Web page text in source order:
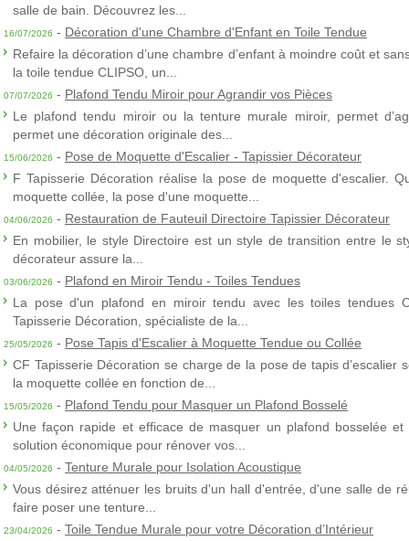
salle de bain. Découvrez les...
16/07/2026 - Décoration d'une Chambre d'Enfant en Toile Tendue
Refaire la décoration d’une chambre d’enfant à moindre coût et
la toile tendue CLIPSO, un...
07/07/2026 - Plafond Tendu Miroir pour Agrandir vos Pièces
Le plafond tendu miroir ou la tenture murale miroir, permet
permet une décoration originale des...
15/06/2026 - Pose de Moquette d'Escalier - Tapissier Décorateur
F Tapisserie Décoration réalise la pose de moquette d'escalier.
moquette collée, la pose d'une moquette...
04/06/2026 - Restauration de Fauteuil Directoire Tapissier Décorateur
En mobilier, le style Directoire est un style de transition entre le
décorateur assure la...
03/06/2026 - Plafond en Miroir Tendu - Toiles Tendues
La pose d'un plafond en miroir tendu avec les toiles tendues
Tapisserie Décoration, spécialiste de la...
25/05/2026 - Pose Tapis d'Escalier à Moquette Tendue ou Collée
CF Tapisserie Décoration se charge de la pose de tapis
la moquette collée en fonction de...
15/05/2026 - Plafond Tendu pour Masquer un Plafond Bosselé
Une façon rapide et efficace de masquer un plafond bosselée
solution économique pour rénover vos...
04/05/2026 - Tenture Murale pour Isolation Acoustique
Vous désirez atténuer les bruits d'un hall d'entrée, d'une salle de
faire poser une tenture...
23/04/2026 - Toile Tendue Murale pour votre Décoration d’Intérieur